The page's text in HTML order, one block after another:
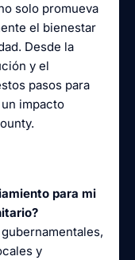
solo promueva
el bienestar
Desde la
y el
pasos para
impacto
para mi
y